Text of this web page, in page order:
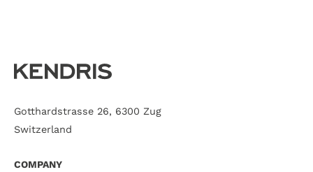
Gotthardstrasse 26, 6300 Zug
Switzerland
COMPANY